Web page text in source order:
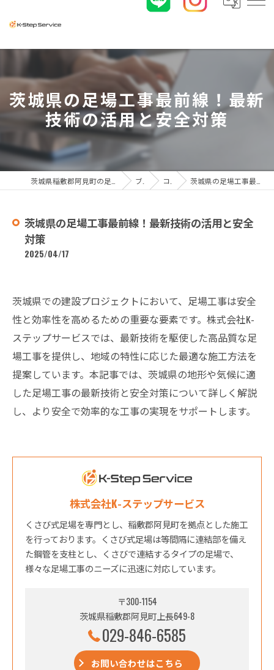
茨城県の足場工事最前線！最新
技術の活用と安全対策
ブログ コラム 茨城県の足場工事最前線！最新技術の活用と安全対策
茨城県の足場工事最前線！最新技術の活用と安全
対策
2025/04/17
茨城県での建設プロジェクトにおいて、足場工事は安全
性と効率性を高めるための重要な要素です。株式会社K-
ステップサービスでは、最新技術を駆使した高品質な足
場工事を提供し、地域の特性に応じた最適な施工方法を
提案しています。本記事では、茨城県の地形や気候に適
した足場工事の最新技術と安全対策について詳しく解説
し、より安全で効率的な工事の実現をサポートします。
株式会社K-ステップサービス
くさび式足場を専門とし、稲敷郡阿見町を拠点とした施工
を行っております。くさび式足場は等間隔に連結部を備え
た鋼管を支柱とし、くさびで連結するタイプの足場で、
様々な足場工事のニーズに迅速に対応しています。
〒300-1154
茨城県稲敷郡阿見町上長649-8
029-846-6585
お問い合わせはこちら